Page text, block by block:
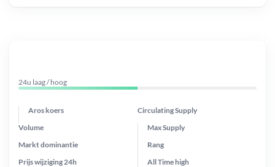
24u laag / hoog
Aros koers Circulating Supply
Prijs wijziging 24h
Max Supply
Markt dominantie
Volume
Rang
All Timehigh